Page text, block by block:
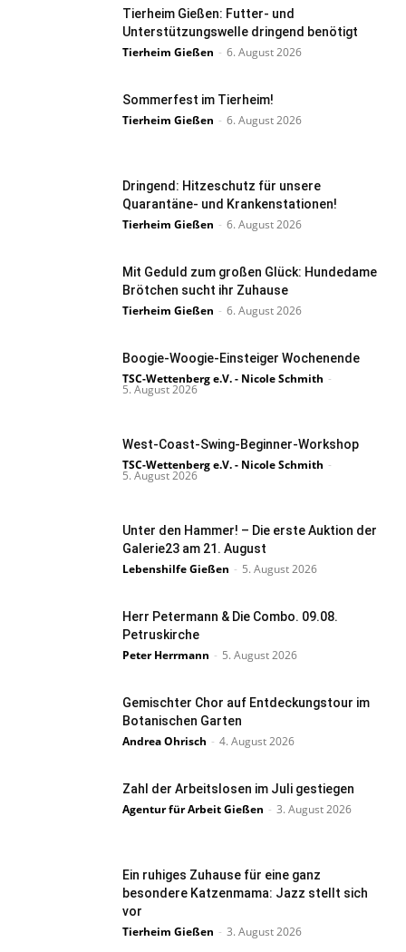
Tierheim Gießen: Futter- und
Unterstützungswelle dringend benötigt
Tierheim Gießen - 6. August 2026
Sommerfest im Tierheim!
Tierheim Gießen - 6. August 2026
Dringend: Hitzeschutz für unsere
Quarantäne- und Krankenstationen!
Tierheim Gießen - 6. August 2026
Mit Geduld zum großen Glück: Hundedame
Brötchen sucht ihr Zuhause
Tierheim Gießen - 6. August 2026
Boogie-Woogie-Einsteiger Wochenende
TSC-Wettenberg e.V. - Nicole Schmith -
5. August 2026
West-Coast-Swing-Beginner-Workshop
TSC-Wettenberg e.V. - Nicole Schmith -
5. August 2026
Unter den Hammer! – Die erste Auktion der
Galerie23 am 21. August
Lebenshilfe Gießen - 5. August 2026
Herr Petermann & Die Combo. 09.08.
Petruskirche
Peter Herrmann - 5. August 2026
Gemischter Chor auf Entdeckungstour im
Botanischen Garten
Andrea Ohrisch - 4. August 2026
Zahl der Arbeitslosen im Juli gestiegen
Agentur für Arbeit Gießen - 3. August 2026
Ein ruhiges Zuhause für eine ganz
besondere Katzenmama: Jazz stellt sich
vor
Tierheim Gießen - 3. August 2026